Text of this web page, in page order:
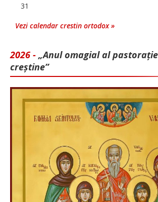
31
Vezi calendar crestin ortodox »
2026 - „Anul omagial al
creștine”